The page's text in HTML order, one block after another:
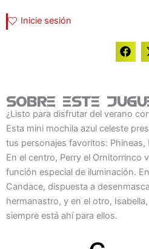
Inicie sesión
Sobre este
¿Listo para disfrutar del verano
Esta mini mochila azul celeste
tus personajes favoritos: Phineas,
En el centro, Perry el Ornitorrinco
función especial de iluminación.
Candace, dispuesta a
hermanastro, y en el otro,
siempre está ahí para ellos.